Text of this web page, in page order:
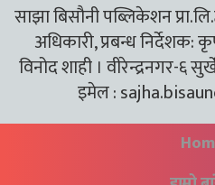
साझा बिसौनी पब्लिकेशन
अधिकारी, प्रबन्ध निर्देशक:
विनोद शाही । वीरेन्द्रनगर-६
इमेल :